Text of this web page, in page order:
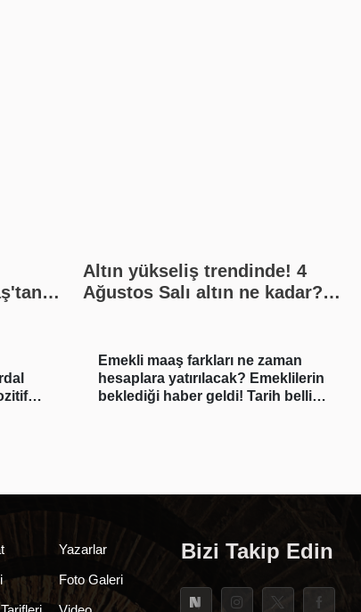
Altın yükseliş trendinde! 4
Ağustos Salı altın ne kadar?
Son dakika altın fiyatları, güncel
alış satış rakamları, canlı takip
Emekli maaş farkları ne zaman
hesaplara yatırılacak? Emeklilerin
beklediği haber geldi! Tarih belli
Yazarlar
Foto Galeri
Bizi Takip Edin